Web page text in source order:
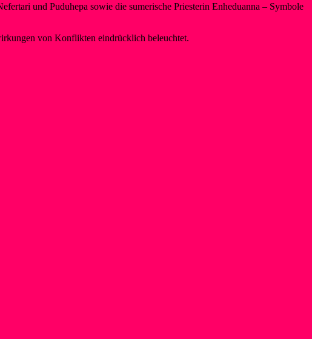
und Puduhepa sowie die sumerische Priesterin Enheduanna – Symbole
von Konflikten eindrücklich beleuchtet.